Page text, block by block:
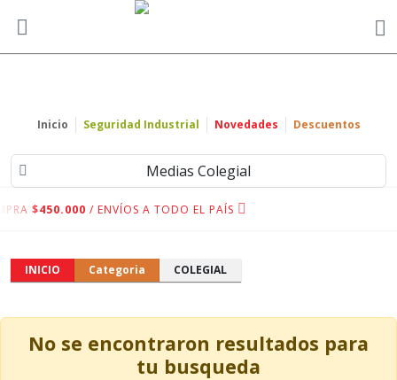
Inicio Seguridad Industrial Novedades Descuentos
Medias Colegial
$450.000 / ENVÍOS A TODO EL PAÍS
INICIO Categoria COLEGIAL
No se encontraron resultados para
tu busqueda